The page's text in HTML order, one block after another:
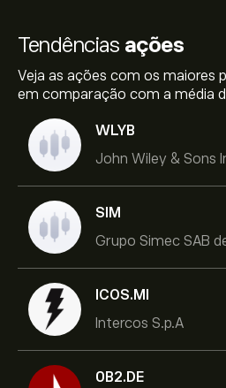
Tendências ações
Veja as ações com os maiores
em comparação com a média
WLYB
John Wiley & Sons
SIM
Grupo Simec SAB
ICOS.MI
Intercos S.p.A
0B2.DE